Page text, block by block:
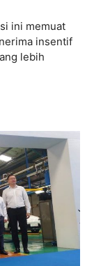
ini memuat
insentif
lebih